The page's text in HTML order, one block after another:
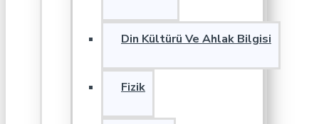
Din Kültürü Ve Ahlak Bilgisi
Fizik